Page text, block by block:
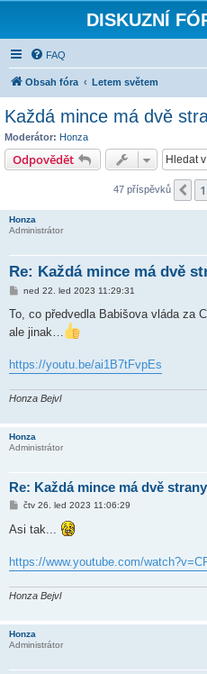
DISKUZNÍ
FAQ
Obsah fóra Letem světem
Každá mince má dvě
Moderátor: Honza
Odpovědět
47 příspěvků 1
Honza
Administrátor
Re: Každá mince má dvě
P
í
s
p
e
k
ned 22. led 2023 11:29:31
To, co předvedla Babišova vláda za
ale jinak…
https://youtu.be/ai1B7tFvpEs
Honza Bejvl
Honza
Administrátor
Re: Každá mince má dvě strany
P
í
s
ě
v
k
čtv 26. led 2023 11:06:29
Asi tak...
https://www.youtube.com/
Honza Bejvl
Honza
Administrátor